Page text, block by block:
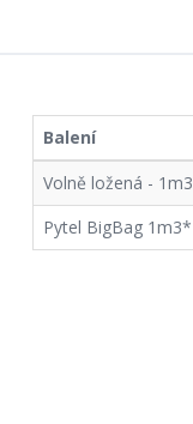
Balení
Volně ložená - 1m3
Pytel BigBag 1m3*